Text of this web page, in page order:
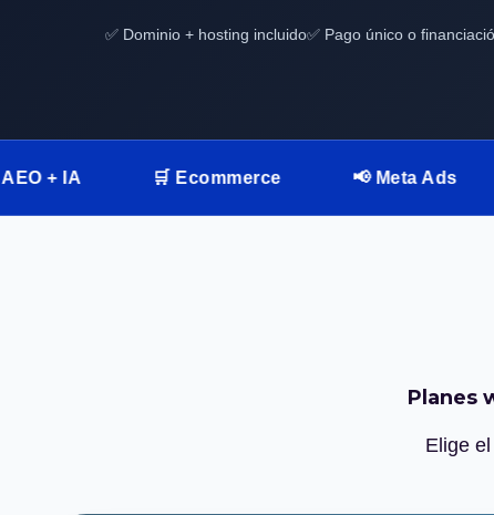
✅ Dominio + hosting incluido✅ Pago único o
🛒 Ecommerce 📢 Meta Ads 💬
Planes
Elige